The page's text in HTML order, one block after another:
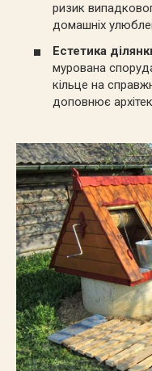
ризик
домашніх
Естетика
мурована
кільце на
доповнює